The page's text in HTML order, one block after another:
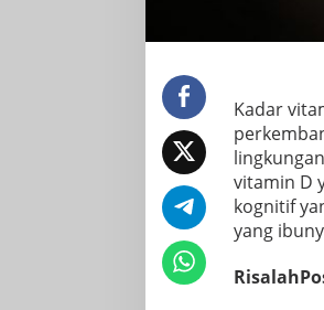
Kadar
vitamin D
kognitif
yang